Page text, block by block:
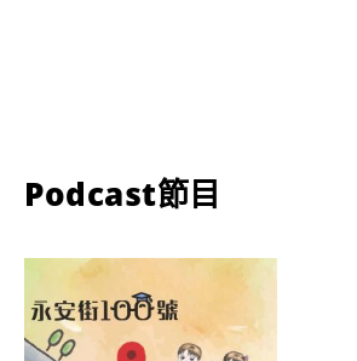
Podcast節目